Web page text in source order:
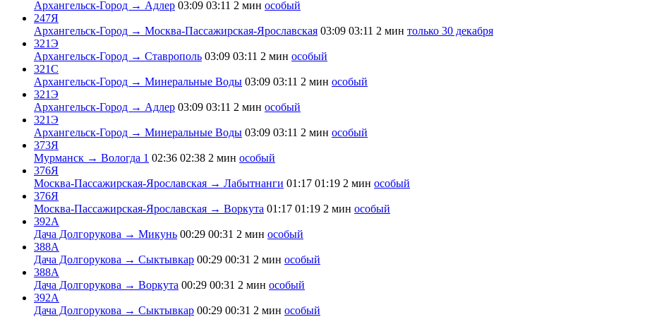
Архангельск-Город → Адлер 03:09 03:11 2 мин особый
247Я
Архангельск-Город → Москва-Пассажирская-Ярославская 03:09 03:11 2 мин только 30 декабря
321Э
Архангельск-Город → Ставрополь 03:09 03:11 2 мин особый
321С
Архангельск-Город → Минеральные Воды 03:09 03:11 2 мин особый
321Э
Архангельск-Город → Адлер 03:09 03:11 2 мин особый
321Э
Архангельск-Город → Минеральные Воды 03:09 03:11 2 мин особый
373Я
Мурманск → Вологда 1 02:36 02:38 2 мин особый
376Я
Москва-Пассажирская-Ярославская → Лабытнанги 01:17 01:19 2 мин особый
376Я
Москва-Пассажирская-Ярославская → Воркута 01:17 01:19 2 мин особый
392А
Дача Долгорукова → Микунь 00:29 00:31 2 мин особый
388А
Дача Долгорукова → Сыктывкар 00:29 00:31 2 мин особый
388А
Дача Долгорукова → Воркута 00:29 00:31 2 мин особый
392А
Дача Долгорукова → Сыктывкар 00:29 00:31 2 мин особый